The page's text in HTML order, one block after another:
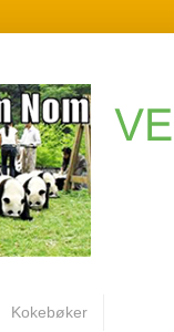
Kokebøker